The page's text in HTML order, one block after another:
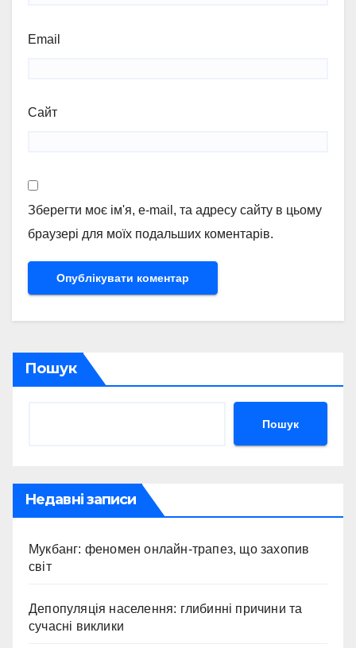
Email
Сайт
Зберегти моє ім'я, e-mail, та адресу сайту в цьому
браузері для моїх подальших коментарів.
Пошук
Пошук
Недавні записи
Мукбанг: феномен онлайн-трапез, що захопив
світ
Депопуляція населення: глибинні причини та
сучасні виклики